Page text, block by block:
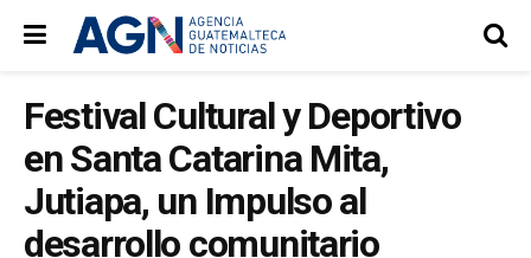
Festival Cultural y Deportivo
en Santa Catarina Mita,
Jutiapa, un Impulso al
desarrollo comunitario